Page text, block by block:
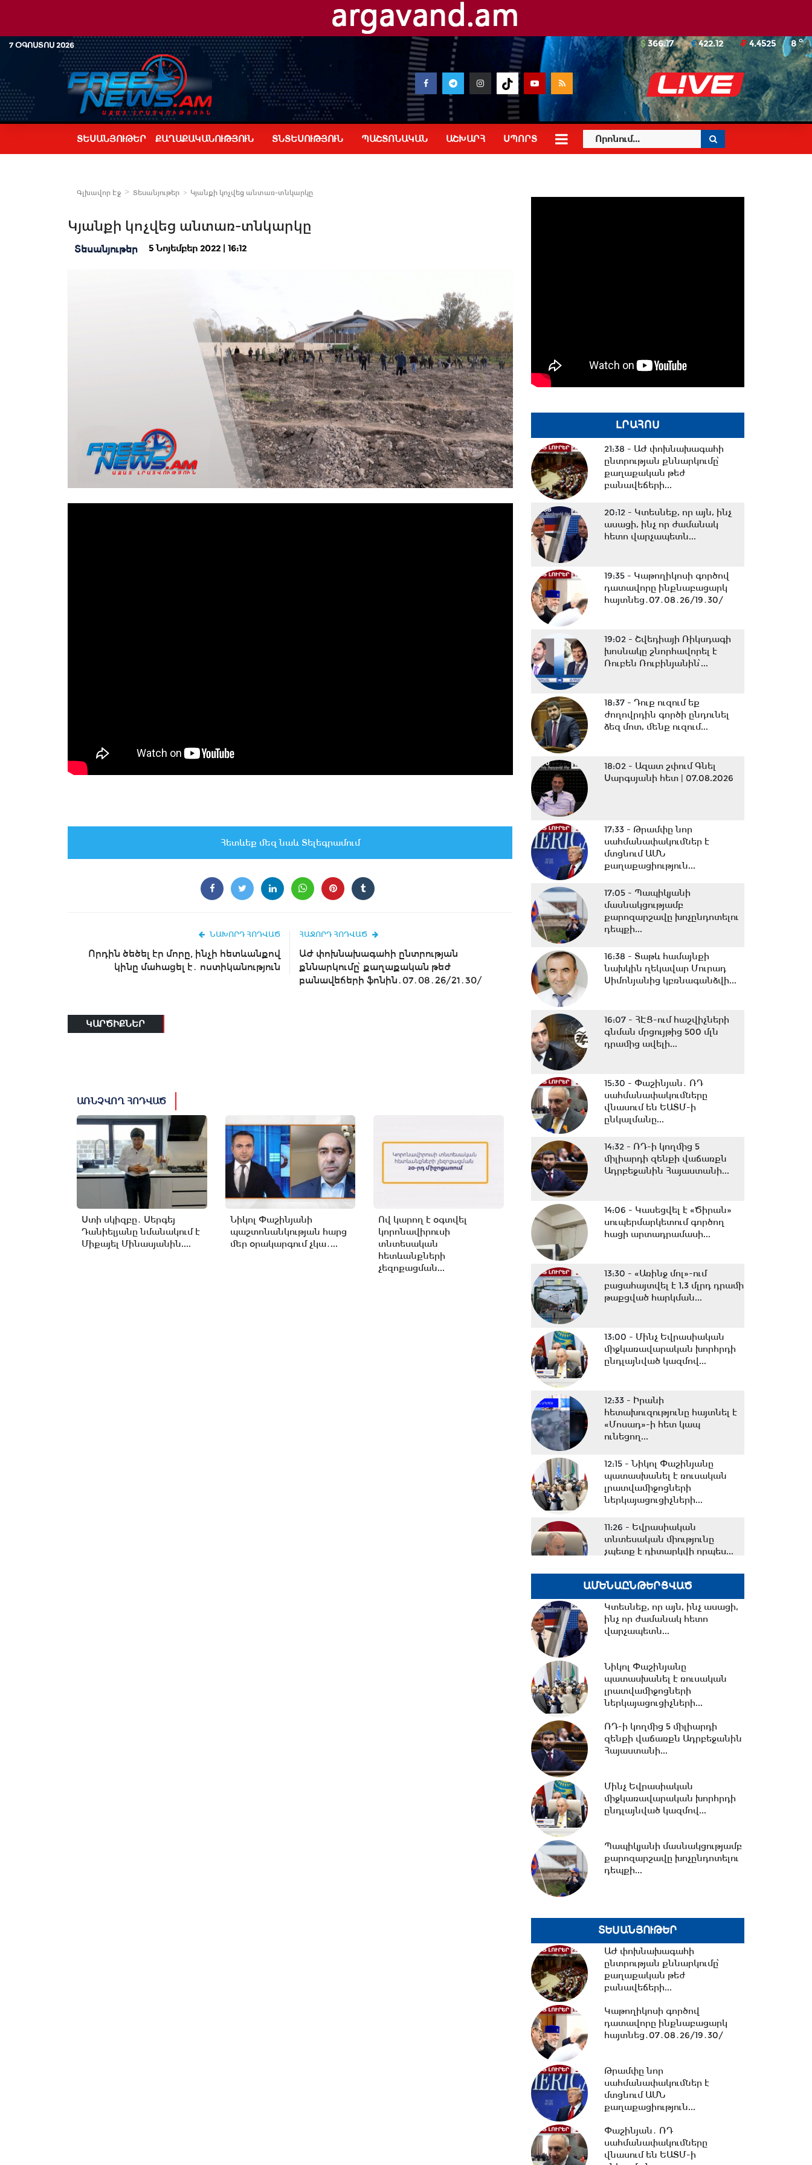
7 ՕԳՈՍՏՈՍ 2026 8o
366.17 422.12 4.4525
ՏԵՍԱՆՅՈՒԹԵՐ ՔԱՂԱՔԱԿԱՆՈՒԹՅՈՒՆ ՏՆՏԵՍՈՒԹՅՈՒՆ ՊԱՇՏՈՆԱԿԱՆ ԱՇԽԱՐՀ ՍՊՈՐՏ
Գլխավոր Էջ Տեսանյութեր Կյանքի կոչվեց անտառ-տնկարկը
Կյանքի կոչվեց անտառ-տնկարկը
Տեսանյութեր 5 Նոյեմբեր 2022 | 16:12
Հետևեք մեզ նաև Տելեգրամում
ՆԱԽՈՐԴ ՀՈԴՎԱԾ
Որդին ծեծել էր մորը, ինչի հետևանքով
կինը մահացել է․ ոստիկանություն
ՀԱՋՈՐԴ ՀՈԴՎԱԾ
ԱԺ փոխնախագահի ընտրության
քննարկումը՝ քաղաքական թեժ
բանավեճերի ֆոնին․07․08․26/21․30/
ԿԱՐԾԻՔՆԵՐ
ԱՌՆՉՎՈՂ ՀՈԴՎԱԾ
Ստի սկիզբը․ Սերգեյ
Դանիելյանը նմանակում է
Միքայել Մինասյանին....
Նիկոլ Փաշինյանի
պաշտոնանկության հարց
մեր օրակարգում չկա․...
Ով կարող է օգտվել
կորոնավիրուսի
տնտեսական
հետևանքների
չեզոքացման...
ԼՐԱՀՈՍ
21:38 - ԱԺ փոխնախագահի
ընտրության քննարկումը՝
քաղաքական թեժ
բանավեճերի...
20:12 - Կտեսնեք, որ այն, ինչ
ասացի, ինչ որ ժամանակ
հետո վարչապետն...
19:35 - Կաթողիկոսի գործով
դատավորը ինքնաբացարկ
հայտնեց․07․08․26/19․30/
19:02 - Շվեդիայի Ռիկսդագի
խոսնակը շնորհավորել է
Ռուբեն Ռուբինյանին՝...
18:37 - Դուք ուզում եք
ժողովրդին գործի ընդունել
ձեզ մոտ, մենք ուզում...
18:02 - Ազատ շփում Գնել
Սարգսյանի հետ | 07.08.2026
17:33 - Թրամփը նոր
սահմանափակումներ է
մտցնում ԱՄՆ
քաղաքացիություն...
17:05 - Պապիկյանի
մասնակցությամբ
քարոզարշավը խոչընդոտելու
դեպքի...
16:38 - Տաթև համայնքի
նախկին ղեկավար Մուրադ
Սիմոնյանից կբռնագանձվի...
16:07 - ՀԷՑ-ում հաշվիչների
գնման մրցույթից 500 մլն
դրամից ավելի...
15:30 - Փաշինյան․ ՌԴ
սահմանափակումները
վնասում են ԵԱՏՄ-ի
ընկալմանը...
14:32 - ՌԴ-ի կողմից 5
միլիարդի զենքի վաճառքն
Ադրբեջանին Հայաստանի...
14:06 - Կասեցվել է «Ծիրան»
սուպերմարկետում գործող
հացի արտադրամասի...
13:30 - «Առինջ մոլ»-ում
բացահայտվել է 1,3 մլրդ դրամի
թաքցված հարկման...
13:00 - Մինչ Եվրասիական
միջկառավարական խորհրդի
ընդլայնված կազմով...
12:33 - Իրանի
հետախուզությունը հայտնել է
«Մոսադ»-ի հետ կապ
ունեցող...
12:15 -Նիկոլ Փաշինյանը
պատասխանել է ռուսական
լրատվամիջոցների
ներկայացուցիչների...
11:26 - Եվրասիական
տնտեսական միությունը
չպետք է դիտարկվի որպես...
10:38 -Օրը սկսեցի
հեծանվային զբոսանքով՝ Իսիկ
Կուլ լճի ափերին․...
գումարման առաջին
նստաշրջան 07.08.2026
#ուղիղ
միջկառավարական խորհրդի
նիստ. #ուղիղ
21:42 -
ԱԺ-ում քննարկվեց
Արամ Վարդևանյանի
թեկնածությունը
փոխնախագահի...
21:33 -Բաքվի դատարանը
մերժել է Արցախի
ղեկավարների բողոքը․06․08․
ՔՊ․ կուլտուր-մուլտուրը
վերջացա՞վ
20:15 -
Երկաթուղու
կառավարման ՌԴ լիցենցիան
չեղարկելը այդ գումարով...
19:56 -Նուբարաշենում
հիվանդանոցում...
19:06 -Ռուբեն Ռուբինյանն ու
Վալենտինա Մատվիենկոն
միջխորհրդարանական...
18:00 -Ազատ շփում Գնել
ԱՄԵՆԱԸՆԹԵՐՑՎԱԾ
Կտեսնեք, որ այն, ինչ ասացի,
ինչ որ ժամանակ հետո
վարչապետն...
Նիկոլ Փաշինյանը
պատասխանել է ռուսական
լրատվամիջոցների
ներկայացուցիչների...
ՌԴ-ի կողմից 5 միլիարդի
զենքի վաճառքն Ադրբեջանին
Հայաստանի...
Մինչ Եվրասիական
միջկառավարական խորհրդի
ընդլայնված կազմով...
Պապիկյանի մասնակցությամբ
քարոզարշավը խոչընդոտելու
դեպքի...
ՏԵՍԱՆՅՈՒԹԵՐ
ԱԺ փոխնախագահի
ընտրության քննարկումը՝
քաղաքական թեժ
բանավեճերի...
Կաթողիկոսի գործով
դատավորը ինքնաբացարկ
հայտնեց․07․08․26/19․30/
Թրամփը նոր
սահմանափակումներ է
մտցնում ԱՄՆ
քաղաքացիություն...
Փաշինյան․ ՌԴ
սահմանափակումները
վնասում են ԵԱՏՄ-ի